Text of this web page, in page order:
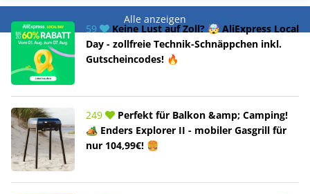
Alle anzeigen
59
Keine Lust auf Zoll? 🤯 AliExpress Local
Day - zollfreie Technik-Schnäppchen inkl.
Gutscheincodes! 🔥
249
Perfekt für Balkon &amp; Camping!
🏕️ Enders Explorer II - mobiler Gasgrill für
nur 104,99€! 🍔